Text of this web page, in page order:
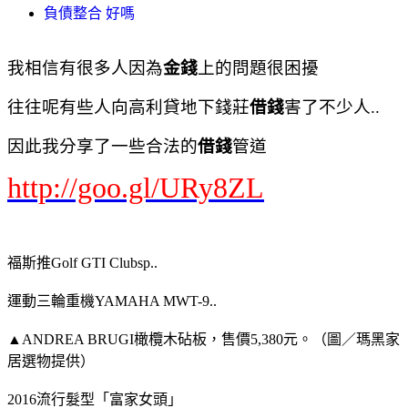
負債整合 好嗎
我相信有很多人因為金錢 上的問題很困擾
往往呢有些人向高利貸地下錢莊借錢害了不少人..
因此我分享了一些合法的借錢管道
http://goo.gl/URy8ZL
福斯推Golf GTI Clubsp..
運動三輪重機YAMAHA MWT-9..
▲ANDREA BRUGI橄欖木砧板，售價5,380元。（圖／瑪黑家
居選物提供）
2016流行髮型「富家女頭」